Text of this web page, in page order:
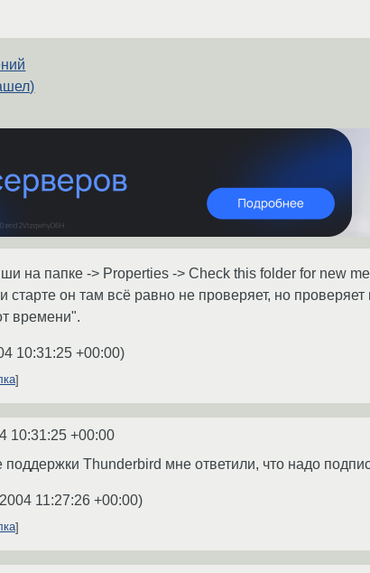
на папке -> Properties -> Check this folder for new
старте он там всё равно не проверяет, но
времени".
10:31:25 +00:00)
10:31:25 +00:00
Thunderbird мне ответили, что надо
11:27:26 +00:00)